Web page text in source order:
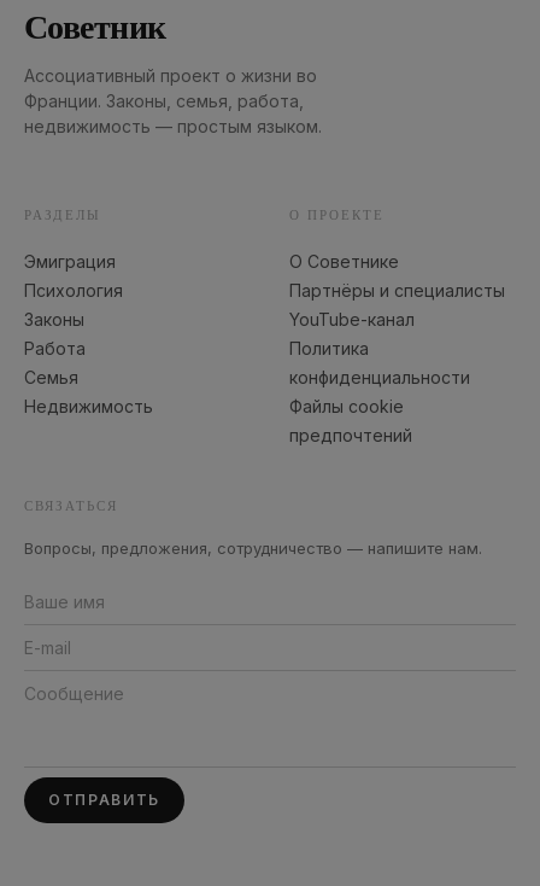
Советник
Ассоциативный проект о жизни во
Франции. Законы, семья, работа,
недвижимость — простым языком.
РАЗДЕЛЫ
Эмиграция
Психология
Законы
Работа
Семья
Недвижимость
О ПРОЕКТЕ
О Советнике
Партнёры и специалисты
YouTube-канал
Политика
конфиденциальности
Файлы cookie
предпочтений
СВЯЗАТЬСЯ
Вопросы, предложения, сотрудничество — напишите нам.
ОТПРАВИТЬ